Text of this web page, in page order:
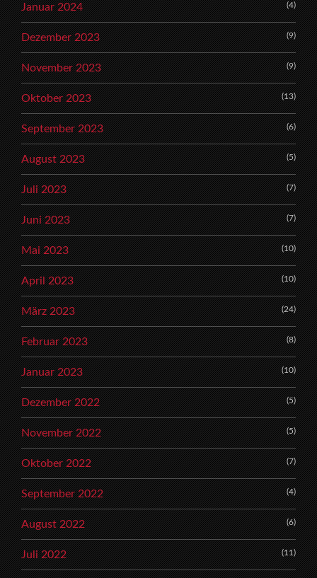
Januar 2024 (4)
Dezember 2023 (9)
November 2023 (9)
Oktober 2023 (13)
September 2023 (6)
August 2023 (5)
Juli 2023 (7)
Juni 2023 (7)
Mai 2023 (10)
April 2023 (10)
März 2023 (24)
Februar 2023 (8)
Januar 2023 (10)
Dezember 2022 (5)
November 2022 (5)
Oktober 2022 (7)
September 2022 (4)
August 2022 (6)
Juli 2022 (11)